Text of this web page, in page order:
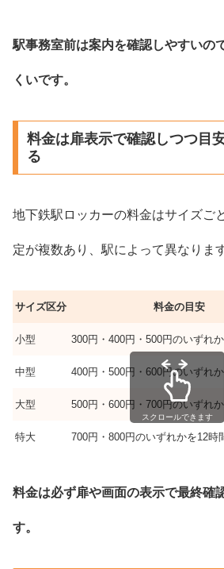
駅事務室前は案内を確認しやすいの
くいです。
料金は扉表示で確認しつつ目
る
地下鉄駅ロッカーの料金はサイズご
定が複数あり、駅によって異なります
サイズ区分 料金の目安
小型 300円・400円・500円のいずれ
中型 400円・500円・600円のいずれ
大型 500円・600円・700円のいずれ
特大 700円・800円のいずれかを12時
スクロールできます
料金は必ず扉や画面の表示で最終確
す。